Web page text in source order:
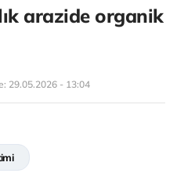
arazide organik
29.05.2026 - 13:04